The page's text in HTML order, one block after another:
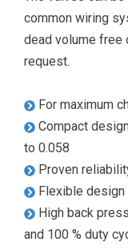
common wiring
dead volume free
request.
For maximum
Compact
to 0.058
Proven
Flexible
High back
and 100 % duty